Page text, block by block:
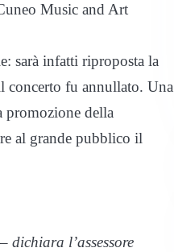
Music and Art
sarà infatti riproposta la
concerto fu annullato. Una
promozione della
al grande pubblico il
dichiara l’assessore